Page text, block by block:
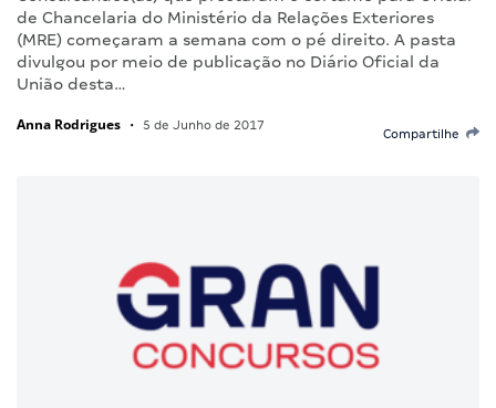
de Chancelaria do Ministério da Relações Exteriores
(MRE) começaram a semana com o pé direito. A pasta
divulgou por meio de publicação no Diário Oficial da
União desta…
Anna Rodrigues • 5 de Junho de 2017
Compartilhe